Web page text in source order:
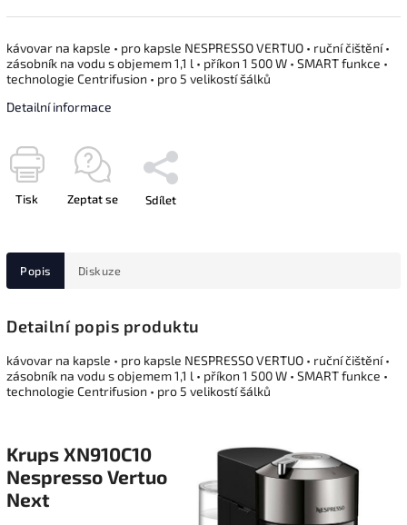
kávovar na kapsle • pro kapsle NESPRESSO VERTUO • ruční čištění •
zásobník na vodu s objemem 1,1 l • příkon 1 500 W • SMART funkce •
technologie Centrifusion • pro 5 velikostí šálků
Detailní informace
Tisk Zeptat se Sdílet
Popis Diskuze
Detailní popis produktu
kávovar na kapsle • pro kapsle NESPRESSO VERTUO • ruční čištění •
zásobník na vodu s objemem 1,1 l • příkon 1 500 W • SMART funkce •
technologie Centrifusion • pro 5 velikostí šálků
Krups XN910C10
Nespresso Vertuo
Next